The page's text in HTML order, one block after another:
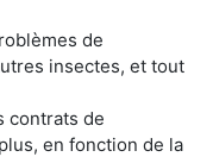
de
insectes, et tout
contrats de
en fonction de la